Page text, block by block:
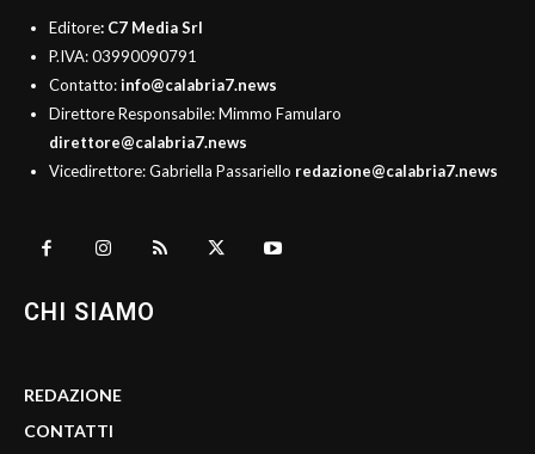
Editore: C7 Media Srl
P.IVA: 03990090791
Contatto:info@calabria7.news
Direttore Responsabile: Mimmo Famularo
direttore@calabria7.news
Vicedirettore: Gabriella Passariello redazione@calabria7.news
CHI SIAMO
REDAZIONE
CONTATTI